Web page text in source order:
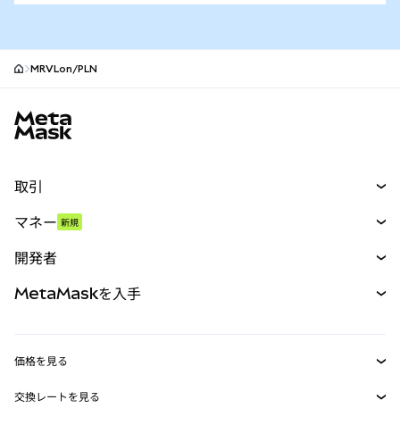
MRVLon/PLN
取引
パーペチュアル
RWA
マネー 新規
開発者
MetaMask Connect
MetaMaskを入手
価格を見る
イーサリアムの価格
交換レートを見る